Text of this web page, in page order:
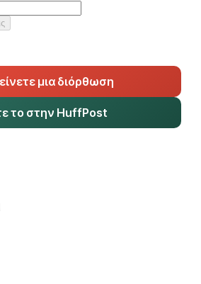
μια διόρθωση
το στην HuffPost